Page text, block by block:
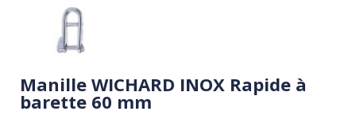
Manille WICHARD INOX Rapide à
barette 60 mm